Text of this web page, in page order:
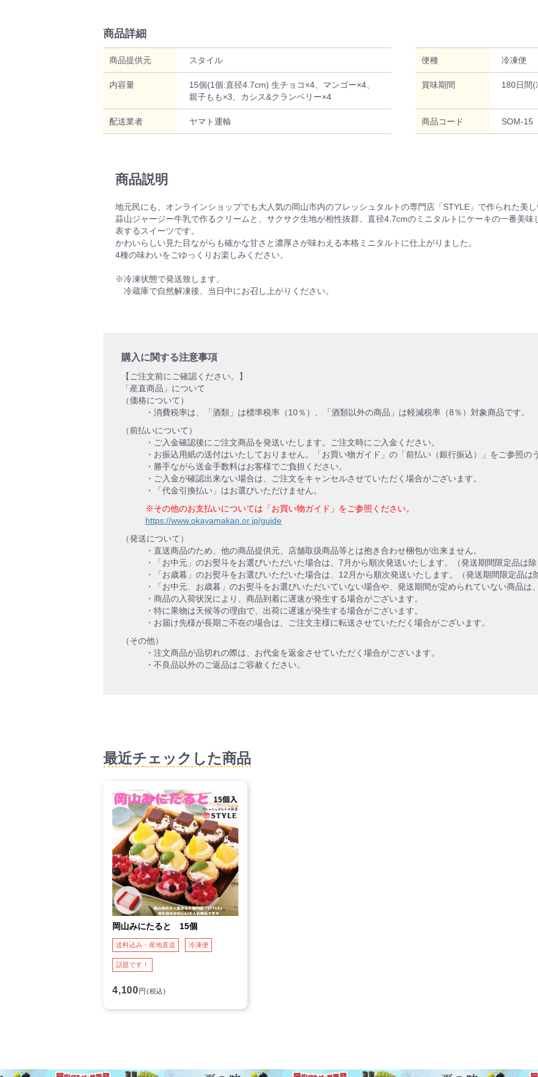
商品詳細
商品提供元 スタイル 便種 冷凍便
内容量
15個(1個:直径4.7cm) 生チョコ×4、マンゴー×4、
親子もも×3、カシス&クランベリー×4
賞味期間 180日間(
配送業者 ヤマト運輸 商品コード SOM-15
商品説明
地元民にも、オンラインショップでも大人気の岡山市内のフレッシュタルトの専門店「STYLE」で作られた美し
蒜山ジャージー牛乳で作るクリームと、サクサク生地が相性抜群。直径4.7cmのミニタルトにケーキの一番美
表するスイーツです。
かわいらしい見た目ながらも確かな甘さと濃厚さが味わえる本格ミニタルトに仕上がりました。
4種の味わいをごゆっくりお楽しみください。
※冷凍状態で発送致します。
冷蔵庫で自然解凍後、当日中にお召し上がりください。
購入に関する注意事項
【ご注文前にご確認ください。】
「産直商品」について
（価格について）
・消費税率は、「酒類」は標準税率（10％）、「酒類以外の商品」は軽減税率（8％）対象商品です。
（前払いについて）
・ご入金確認後にご注文商品を発送いたします。ご注文時にご入金ください。
・お振込用紙の送付はいたしておりません。「お買い物ガイド」の「前払い（銀行振込）」をご参照の
・勝手ながら送金手数料はお客様でご負担ください。
・ご入金が確認出来ない場合は、ご注文をキャンセルさせていただく場合がございます。
・「代金引換払い」はお選びいただけません。
※その他のお支払いについては「お買い物ガイド」をご参照ください。
https://www.okayamakan.or.jp/guide
（発送について）
・直送商品のため、他の商品提供元、店舗取扱商品等とは抱き合わせ梱包が出来ません。
・「お中元」のお熨斗をお選びいただいた場合は、7月から順次発送いたします。（発送期間限定品は除
・「お歳暮」のお熨斗をお選びいただいた場合は、12月から順次発送いたします。（発送期間限定品は
・「お中元、お歳暮」のお熨斗をお選びいただいていない場合や、発送期間が定められていない商品は
・商品の入荷状況により、商品到着に遅速が発生する場合がございます。
・特に果物は天候等の理由で、出荷に遅速が発生する場合がございます。
・お届け先様が長期ご不在の場合は、ご注文主様に転送させていただく場合がございます。
（その他）
・注文商品が品切れの際は、お代金を返金させていただく場合がございます。
・不良品以外のご返品はご容赦ください。
最近チェックした商品
岡山みにたると 15個
送料込み・産地直送 冷凍便
話題です！
4,100円(税込)